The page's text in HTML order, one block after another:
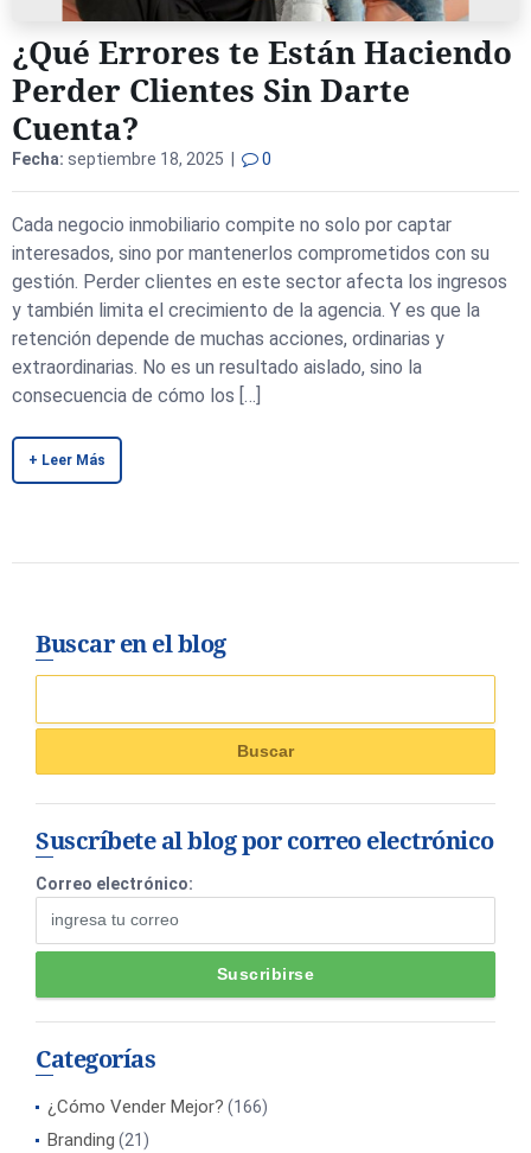
¿Qué Errores te Están Haciendo
Perder Clientes Sin Darte
Cuenta?
Fecha: septiembre 18, 2025 | 0
Cada negocio inmobiliario compite no solo por captar
interesados, sino por mantenerlos comprometidos con su
gestión. Perder clientes en este sector afecta los ingresos
y también limita el crecimiento de la agencia. Y es que la
retención depende de muchas acciones, ordinarias y
extraordinarias. No es un resultado aislado, sino la
consecuencia de cómo los […]
+ Leer Más
Buscar en el blog
Suscríbete al blog por correo electrónico
Correo electrónico:
Categorías
¿Cómo Vender Mejor? (166)
Branding (21)